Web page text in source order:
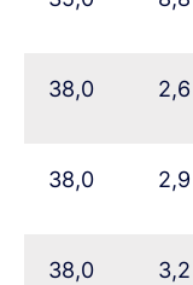
38,0 2,6
38,0 2,9
38,0 3,2